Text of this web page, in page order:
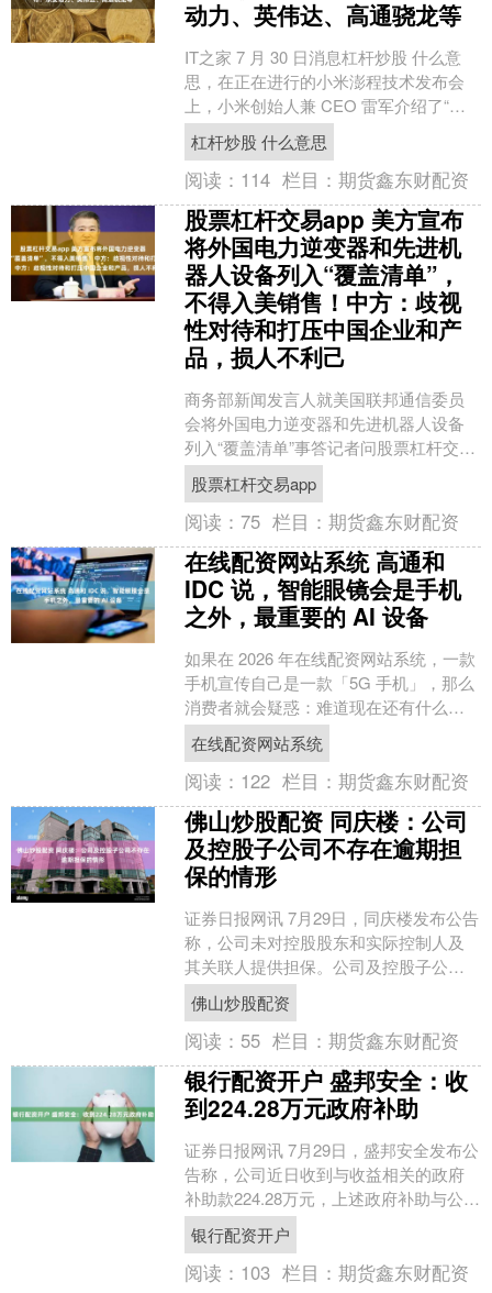
动力、英伟达、高通骁龙等
IT之家 7 月 30 日消息杠杆炒股 什么意
思，在正在进行的小米澎程技术发布会
上，小米创始人兼 CEO 雷军介绍了“小
米昆仑技术架构”，其中包含小米昆仑平
台、....
杠杆炒股 什么意思
阅读： 114 栏目：期货鑫东财配资
股票杠杆交易app 美方宣布
将外国电力逆变器和先进机
器人设备列入“覆盖清单”，
不得入美销售！中方：歧视
性对待和打压中国企业和产
品，损人不利己
商务部新闻发言人就美国联邦通信委员
会将外国电力逆变器和先进机器人设备
列入“覆盖清单”事答记者问股票杠杆交易
app。 有记者问：美东时间7月28日，美
国联邦通信委....
股票杠杆交易app
阅读：75 栏目：期货鑫东财配资
在线配资网站系统 高通和
IDC 说，智能眼镜会是手机
之外，最重要的 AI 设备
如果在 2026 年在线配资网站系统，一款
手机宣传自己是一款「5G 手机」，那么
消费者就会疑惑：难道现在还有什么新
机不支持 5G 吗？ 类似的，现在诸多手
机开始....
在线配资网站系统
阅读： 122 栏目：期货鑫东财配资
佛山炒股配资 同庆楼：公司
及控股子公司不存在逾期担
保的情形
证券日报网讯 7月29日，同庆楼发布公告
称，公司未对控股股东和实际控制人及
其关联人提供担保。公司及控股子公司
不存在逾期担保的情形。 （文章来源：
证券日报）佛山炒....
佛山炒股配资
阅读： 55 栏目：期货鑫东财配资
银行配资开户 盛邦安全：收
到224.28万元政府补助
证券日报网讯 7月29日，盛邦安全发布公
告称，公司近日收到与收益相关的政府
补助款224.28万元，上述政府补助与公司
日常经营活动有关。 （文章来源：证券
日报）银....
银行配资开户
阅读： 103 栏目：期货鑫东财配资